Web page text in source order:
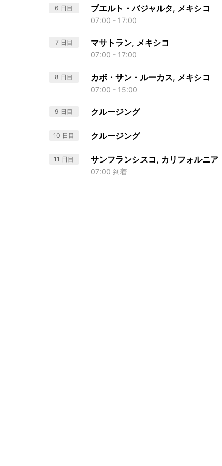
6 日目 プエルト・バジャルタ, メキシコ
07:00 - 17:00
7 日目 マサトラン, メキシコ
07:00 - 17:00
8 日目 カボ・サン・ルーカス, メキシコ
07:00 - 15:00
9 日目 クルージング
10 日目 クルージング
11 日目 サンフランシスコ, カリフォルニア
07:00 到着